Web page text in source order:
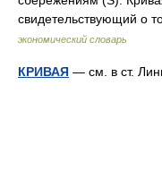
свидетельствующий о
экономический словарь
КРИВАЯ — см. в ст.